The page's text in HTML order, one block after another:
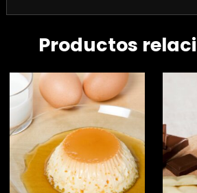
Productos